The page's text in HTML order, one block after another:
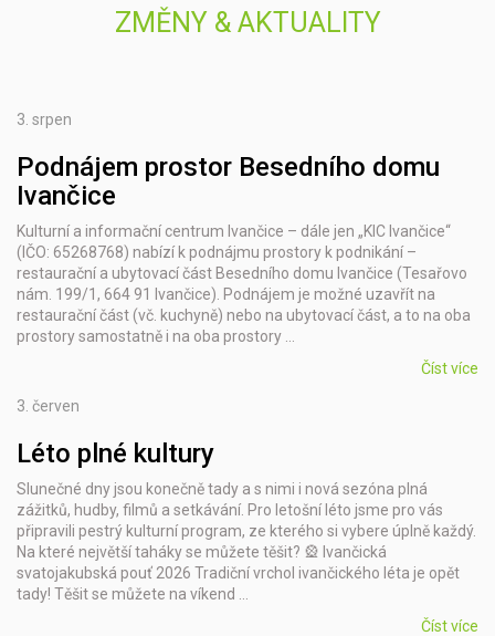
ZMĚNY & AKTUALITY
3. srpen
Podnájem prostor Besedního domu
Ivančice
Kulturní a informační centrum Ivančice – dále jen „KIC Ivančice“
(IČO: 65268768) nabízí k podnájmu prostory k podnikání –
restaurační a ubytovací část Besedního domu Ivančice (Tesařovo
nám. 199/1, 664 91 Ivančice). Podnájem je možné uzavřít na
restaurační část (vč. kuchyně) nebo na ubytovací část, a to na oba
prostory samostatně i na oba prostory …
Číst více
3. červen
Léto plné kultury
Slunečné dny jsou konečně tady a s nimi i nová sezóna plná
zážitků, hudby, filmů a setkávání. Pro letošní léto jsme pro vás
připravili pestrý kulturní program, ze kterého si vybere úplně každý.
Na které největší taháky se můžete těšit? 🎡 Ivančická
svatojakubská pouť 2026 Tradiční vrchol ivančického léta je opět
tady! Těšit se můžete na víkend …
Číst více